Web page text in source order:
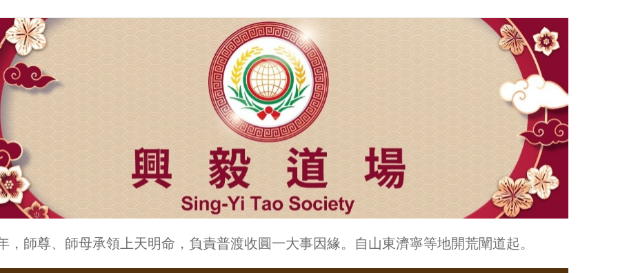
，師尊、師母承領上天明命，負責普渡收圓一大事因緣。自山東濟寧等地開荒闡道起。